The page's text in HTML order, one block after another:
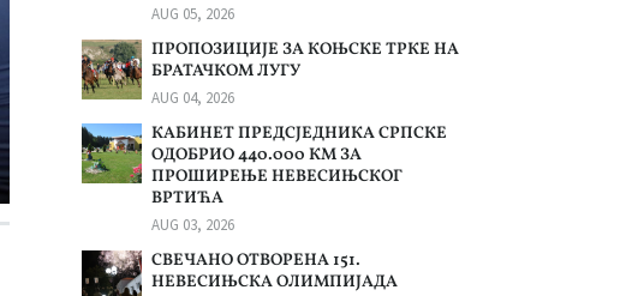
AUG 05, 2026
ПРОПОЗИЦИЈЕ ЗА КОЊСКЕ ТРКЕ НА
БРАТАЧКОМ ЛУГУ
AUG 04, 2026
КАБИНЕТ ПРЕДСЈЕДНИКА СРПСКЕ
ОДОБРИО 440.000 КМ ЗА
ПРОШИРЕЊЕ НЕВЕСИЊСКОГ
ВРТИЋА
AUG 03, 2026
СВЕЧАНО ОТВОРЕНА 151.
НЕВЕСИЊСКА ОЛИМПИЈАДА